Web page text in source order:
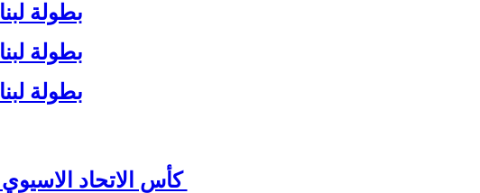
بطولة لبنان
بطولة لبنان
بطولة لبنان
كأس الاتحاد الاسيوي